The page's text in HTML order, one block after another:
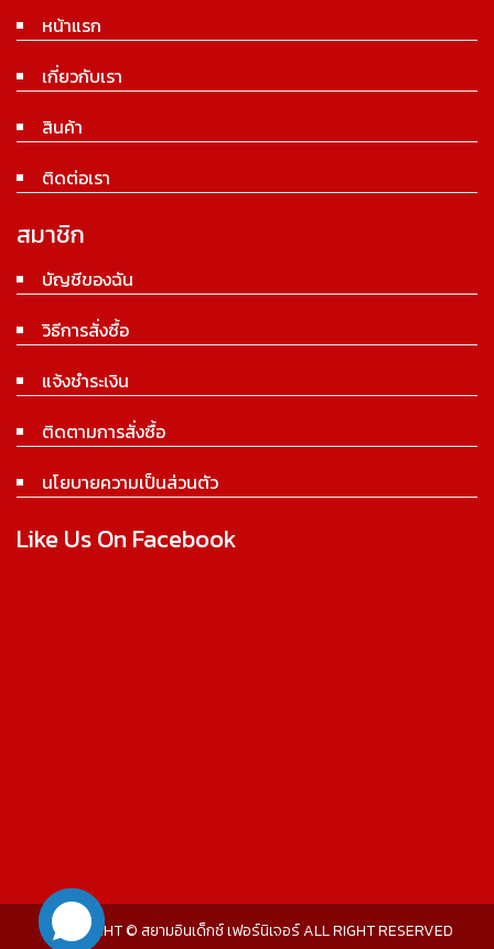
หน้าแรก
เกี่ยวกับเรา
สินค้า
ติดต่อเรา
สมาชิก
บัญชีของฉัน
วิธีการสั่งซื้อ
แจ้งชำระเงิน
ติดตามการสั่งซื้อ
นโยบายความเป็นส่วนตัว
Like Us On Facebook
COPYRIGHT © สยามอินเด็กซ์ เฟอร์นิเจอร์ ALL RIGHT RESERVED